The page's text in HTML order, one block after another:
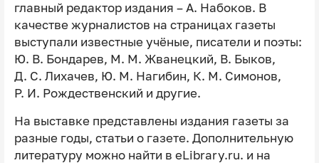
главный редактор издания – А. Набоков. В
качестве журналистов на страницах газеты
выступали известные учёные, писатели и поэты:
Ю. В. Бондарев, М. М. Жванецкий, В. Быков,
Д. С. Лихачев, Ю. М. Нагибин, К. М. Симонов,
Р. И. Рождественский и другие.
На выставке представлены издания газеты за
разные годы, статьи о газете. Дополнительную
литературу можно найти в eLibrary.ru. и на